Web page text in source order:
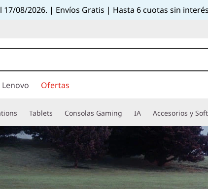
08/2026. | Envíos Gratis | Hasta 6 cuotas sin
Ofertas
Tablets Consolas Gaming IA Accesorios y